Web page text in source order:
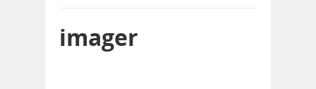
imager